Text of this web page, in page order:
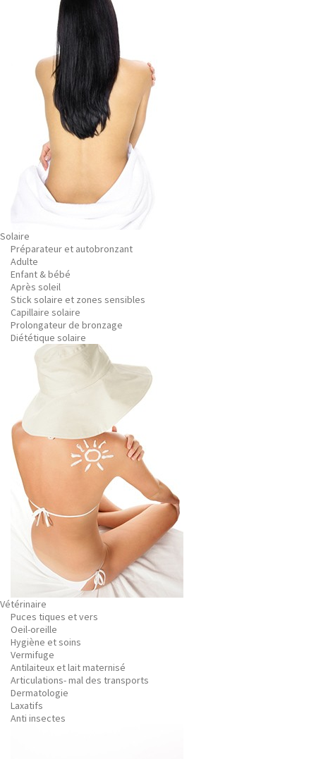
Solaire
Préparateur et autobronzant
Adulte
Enfant & bébé
Après soleil
Stick solaire et zones sensibles
Capillaire solaire
Prolongateur de bronzage
Diététique solaire
Vétérinaire
Puces tiques et vers
Oeil-oreille
Hygiène et soins
Vermifuge
Antilaiteux et lait maternisé
Articulations- mal des transports
Dermatologie
Laxatifs
Anti insectes